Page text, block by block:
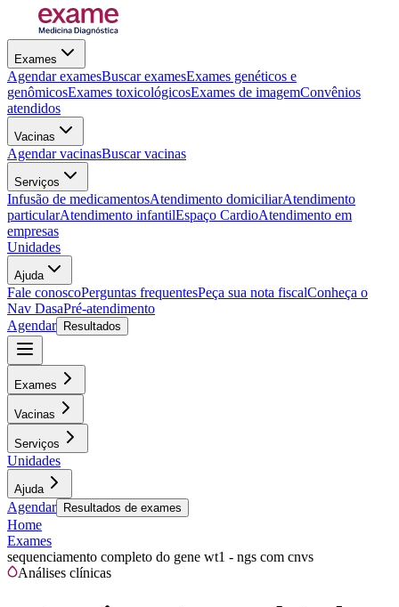
Exames
Agendar examesBuscar examesExames genéticos e
genômicosExames toxicológicosExames de imagemConvênios
atendidos
Vacinas
Agendar vacinasBuscar vacinas
Serviços
Infusão de medicamentosAtendimento domiciliarAtendimento
particularAtendimento infantilEspaço CardioAtendimento em
empresas
Unidades
Ajuda
Fale conoscoPerguntas frequentesPeça sua nota fiscalConheça o
Nav DasaPré-atendimento
Agendar
Resultados
Exames
Vacinas
Serviços
Unidades
Ajuda
Agendar Resultados de exames
Home
Exames
sequenciamento completo do gene wt1 - ngs com cnvs
Análises clínicas